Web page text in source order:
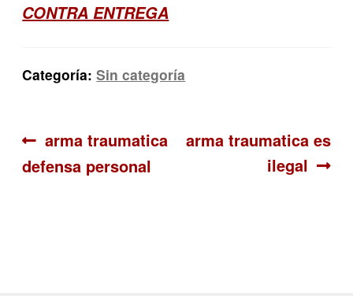
CONTRA ENTREGA
Categoría:Sin categoría
Navegación
de
Anterior:
arma traumatica
defensa personal
Siguiente:
arma traumatica es
ilegal